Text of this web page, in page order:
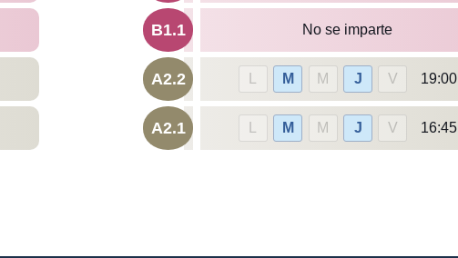
B1.1 No se imparte
A2.2 M M J V 19:00
A2.1 M M J V 16:45